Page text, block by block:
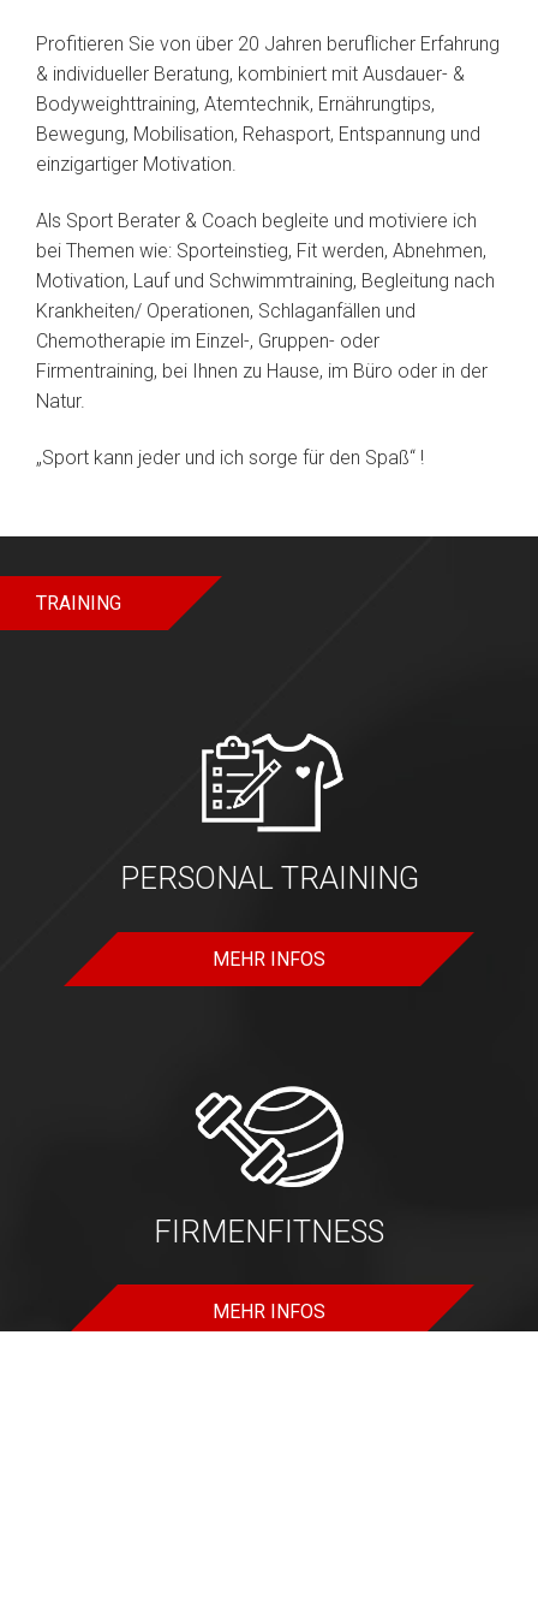
Profitieren Sie von über 20 Jahren beruflicher Erfahrung
& individueller Beratung, kombiniert mit Ausdauer- &
Bodyweighttraining, Atemtechnik, Ernährungtips,
Bewegung, Mobilisation, Rehasport, Entspannung und
einzigartiger Motivation.
Als Sport Berater & Coach begleite und motiviere ich
bei Themen wie: Sporteinstieg, Fit werden, Abnehmen,
Motivation, Lauf und Schwimmtraining, Begleitung nach
Krankheiten/ Operationen, Schlaganfällen und
Chemotherapie im Einzel-, Gruppen- oder
Firmentraining, bei Ihnen zu Hause, im Büro oder in der
Natur.
„Sport kann jeder und ich sorge für den Spaß“ !
TRAINING
PERSONAL TRAINING
MEHR INFOS
FIRMENFITNESS
MEHR INFOS